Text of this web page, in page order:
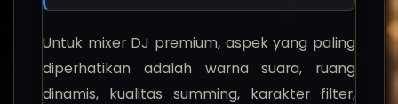
Untuk mixer DJ premium, aspek yang paling
diperhatikan adalah warna suara, ruang
dinamis, kualitas summing, karakter filter,